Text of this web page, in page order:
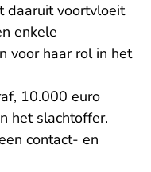
daaruit voortvloeit
enkele
voor haar rol in het
10.000 euro
het slachtoffer.
contact- en